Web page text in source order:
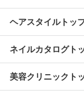
ヘアスタイルトッ
ネイルカタログト
美容クリニックト